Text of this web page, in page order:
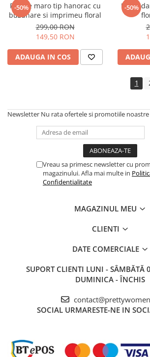
-50%
Rochie maro tip hanorac cu
buzunare si imprimeu floral
299,00 RON
149,50 RON
ADAUGA IN COS
-50%
Bluza
1
Newsletter Nu rata ofertele si promotiile noastre
Vreau sa primesc newsletter cu
magazinului. Afla mai multe in
Confidentialitate
MAGAZINUL MEU
CLIENTI
DATE COMERCIALE
SUPORT CLIENTI LUNI - SÂMBĂTĂ
DUMINICA - ÎNCHIS
SOCIAL URMARESTE-NE IN